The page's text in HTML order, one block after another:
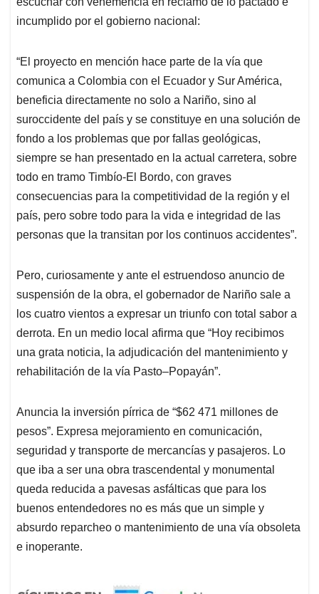
incumplido por el gobierno nacional:
“El proyecto en mención hace parte de la vía que
comunica a Colombia con el Ecuador y Sur América,
beneficia directamente no solo a Nariño, sino al
suroccidente del país y se constituye en una solución de
fondo a los problemas que por fallas geológicas,
siempre se han presentado en la actual carretera, sobre
todo en tramo Timbío-El Bordo, con graves
consecuencias para la competitividad de la región y el
país, pero sobre todo para la vida e integridad de las
personas que la transitan por los continuos accidentes”.
Pero, curiosamente y ante el estruendoso anuncio de
suspensión de la obra, el gobernador de Nariño sale a
los cuatro vientos a expresar un triunfo con total sabor a
derrota. En un medio local afirma que “Hoy recibimos
una grata noticia, la adjudicación del mantenimiento y
rehabilitación de la vía Pasto–Popayán”.
Anuncia la inversión pírrica de “$62 471 millones de
pesos”. Expresa mejoramiento en comunicación,
seguridad y transporte de mercancías y pasajeros. Lo
que iba a ser una obra trascendental y monumental
queda reducida a pavesas asfálticas que para los
buenos entendedores no es más que un simple y
absurdo reparcheo o mantenimiento de una vía obsoleta
e inoperante.